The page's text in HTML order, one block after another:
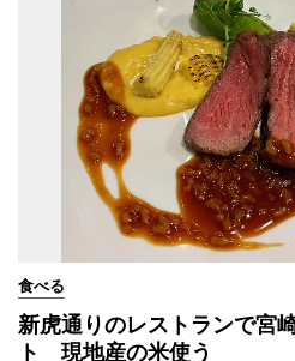
食べる
新虎通りのレストランで宮
ト 現地産の米使う